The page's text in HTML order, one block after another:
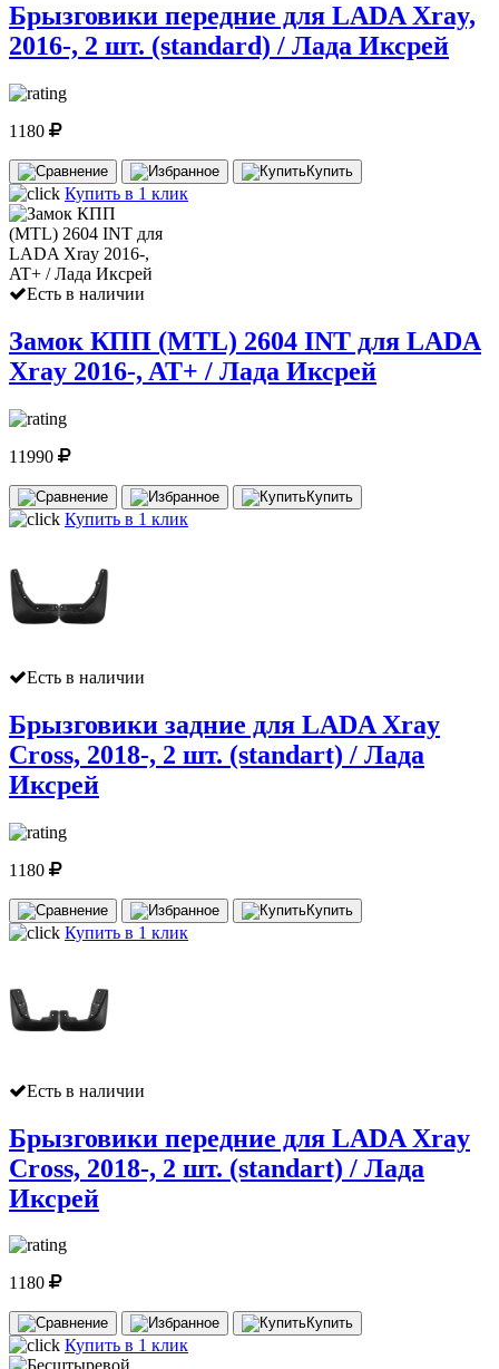
Брызговики передние для LADA Xray,
2016-, 2 шт. (standard) / Лада Иксрей
1180
Купить
Купить в 1 клик
Есть в наличии
Замок КПП (MTL) 2604 INT для LADA
Xray 2016-, AT+ / Лада Иксрей
11990
Купить
Купить в 1 клик
Есть в наличии
Брызговики задние для LADA Xray
Cross, 2018-, 2 шт. (standart) / Лада
Иксрей
1180
Купить
Купить в 1 клик
Есть в наличии
Брызговики передние для LADA Xray
Cross, 2018-, 2 шт. (standart) / Лада
Иксрей
1180
Купить
Купить в 1 клик